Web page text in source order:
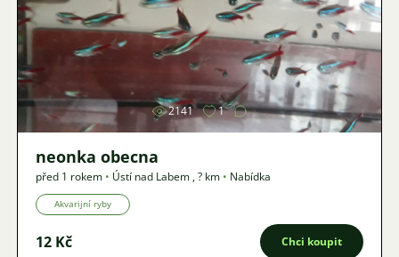
Obrázek
2141 1
neonka obecna
před 1 rokem • Ústí nad Labem ,? km • Nabídka
Akvarijní ryby
12 Kč Chci koupit